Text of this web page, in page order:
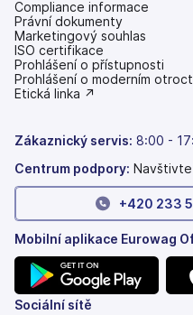
Compliance informace
Právní dokumenty
Marketingový souhlas
ISO certifikace
Prohlášení o přístupnosti
(se
v
Prohlášení o moderním
(se
záložkách)
Etická linka ↗
Zákaznický servis: 8:00 -
Centrum podpory:
+420 233
Mobilní aplikace Eurowag
(se
Sociální sítě